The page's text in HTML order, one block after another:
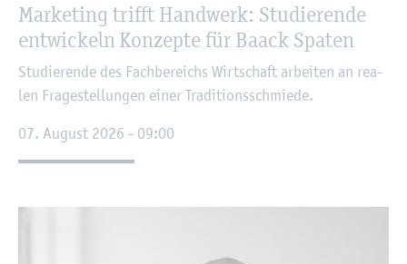
Mar­ke­ting trifft Hand­werk: Stu­die­ren­de
ent­wi­ckeln Kon­zep­te für Baack Spa­ten
Stu­die­ren­de des Fach­be­reichs Wirt­schaft ar­bei­ten an rea­
len Fra­ge­stel­lun­gen einer Tra­di­ti­ons­schmie­de.
07. Au­gust 2026 - 09:00